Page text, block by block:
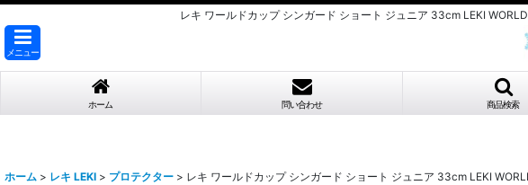
レキ ワールドカップ シンガード ショート ジュニア 33cm LEKI
メニュー
ホーム 問い合わせ 商品検索
ホーム > レキ LEKI > プロテクター > レキ ワールドカップ シンガード ショート ジュニア 33cm LEKI